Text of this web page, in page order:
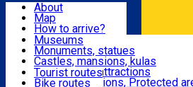
Attractions
Routes
Customs, Traditions
About
Map
How to arrive?
Recommendations
Tourist attractions
News
Museums
Monuments, statues
Castles, mansions, kulas
Architectural attractions
Natural attractions, Protected
Tourist routes
Bike routes